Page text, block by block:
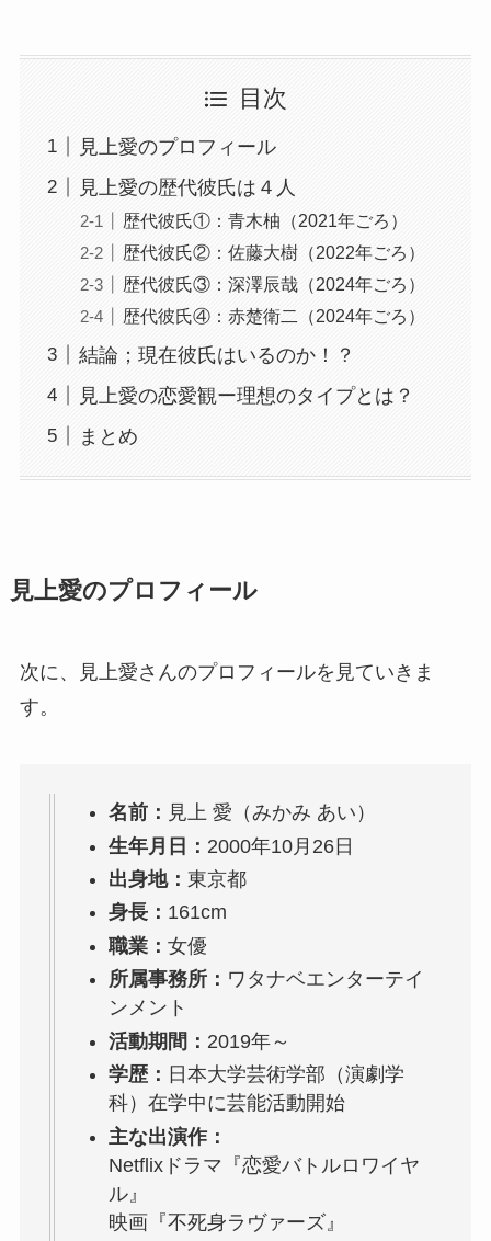
目次
見上愛のプロフィール
見上愛の歴代彼氏は４人
歴代彼氏①：青木柚（2021年ごろ）
歴代彼氏②：佐藤大樹（2022年ごろ）
歴代彼氏③：深澤辰哉（2024年ごろ）
歴代彼氏④：赤楚衛二（2024年ごろ）
結論；現在彼氏はいるのか！？
見上愛の恋愛観ー理想のタイプとは？
まとめ
見上愛のプロフィール
次に、見上愛さんのプロフィールを見ていきま
す。
名前： 見上 愛（みかみ あい）
生年月日： 2000年10月26日
出身地： 東京都
身長： 161cm
職業： 女優
所属事務所： ワタナベエンターテイ
ンメント
活動期間： 2019年～
学歴： 日本大学芸術学部（演劇学
科）在学中に芸能活動開始
主な出演作：
Netflixドラマ『恋愛バトルロワイヤ
ル』
映画『不死身ラヴァーズ』